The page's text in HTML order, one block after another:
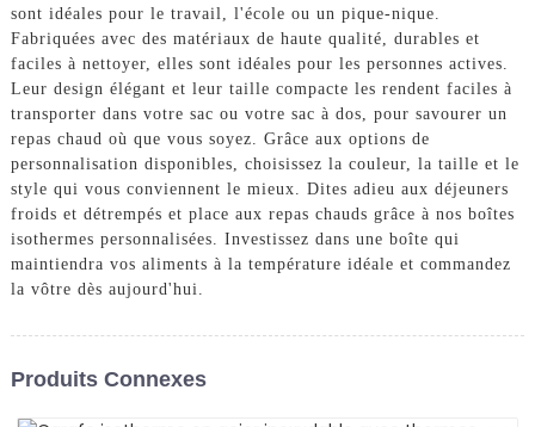
sont idéales pour le travail, l'école ou un pique-nique.
Fabriquées avec des matériaux de haute qualité, durables et
faciles à nettoyer, elles sont idéales pour les personnes actives.
Leur design élégant et leur taille compacte les rendent faciles à
transporter dans votre sac ou votre sac à dos, pour savourer un
repas chaud où que vous soyez. Grâce aux options de
personnalisation disponibles, choisissez la couleur, la taille et le
style qui vous conviennent le mieux. Dites adieu aux déjeuners
froids et détrempés et place aux repas chauds grâce à nos boîtes
isothermes personnalisées. Investissez dans une boîte qui
maintiendra vos aliments à la température idéale et commandez
la vôtre dès aujourd'hui.
Produits Connexes